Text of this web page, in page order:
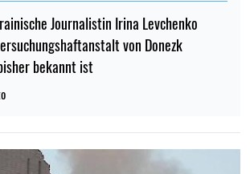
Journalistin Irina Levchenko
von Donezk
bekannt ist